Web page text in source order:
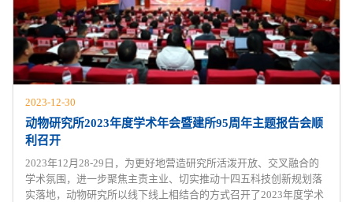
2023-12-30
动物研究所2023年度学术年会暨建所95周年主题报告会顺
利召开
2023年12月28-29日，为更好地营造研究所活泼开放、交叉融合的
学术氛围，进一步聚焦主责主业、切实推动十四五科技创新规划落
实落地，动物研究所以线下线上相结合的方式召开了2023年度学术